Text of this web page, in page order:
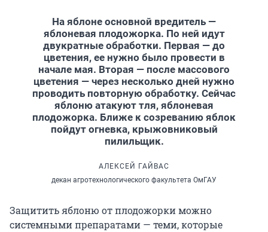
На яблоне основной вредитель —
яблоневая плодожорка. По ней идут
двукратные обработки. Первая — до
цветения, ее нужно было провести в
начале мая. Вторая — после массового
цветения — через несколько дней нужно
проводить повторную обработку. Сейчас
яблоню атакуют тля, яблоневая
плодожорка. Ближе к созреванию яблок
пойдут огневка, крыжовниковый
пилильщик.
АЛЕКСЕЙ ГАЙВАС
декан агротехнологического факультета ОмГАУ
Защитить яблоню от плодожорки можно
системными препаратами — теми, которые